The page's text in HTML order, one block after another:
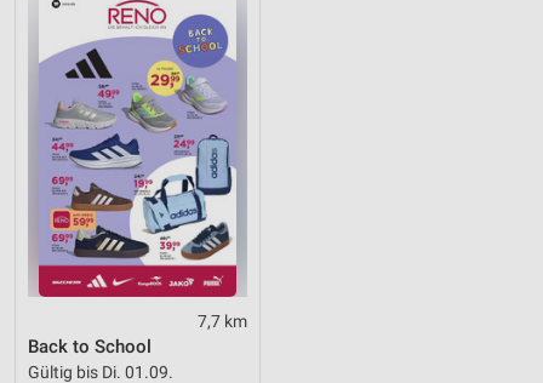
7,7 km
Back to School
Gültig bis Di. 01.09.